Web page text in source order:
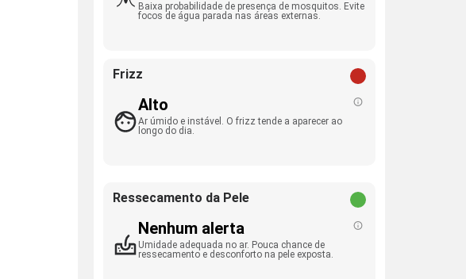
Baixa probabilidade de presença de mosquitos. Evite
focos de água parada nas áreas externas.
Frizz
Alto
Ar úmido e instável. O frizz tende a aparecer ao
longo do dia.
Ressecamento da Pele
Nenhum alerta
Umidade adequada no ar. Pouca chance de
ressecamento e desconforto na pele exposta.